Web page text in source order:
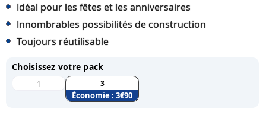
Idéal pour les fêtes et les anniversaires
Innombrables possibilités de construction
Toujours réutilisable
Choisissez votre pack
1 3
Économie : 3€90